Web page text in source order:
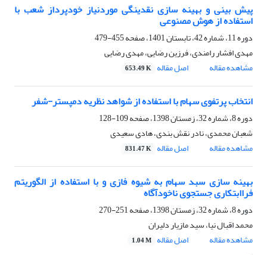
پیش بینی و بهینه سازی نقدینگی موردنیاز خودپرداز شعب با
استفاده از هوش مصنوعی
دوره 11، شماره 42، تابستان 1401، صفحه
455-479
مهدی افشار رامندی، فرزین رضایی، مهدی رضایی
مشاهده مقاله
اصل مقاله 653.49 K
انتخاب پرتفوی سهام با استفاده از شواهد نظریه دمپستر-شفر
دوره 8، شماره 32، زمستان 1398، صفحه
109-128
شعبان محمدی، نادر نقش بندی، هادی سعیدی
مشاهده مقاله
اصل مقاله 831.47 K
بهینه سازی سبد سهام به شیوه فازی و با استفاده از الگوریتم
فراابتکاری جستجوی ناخودآگاه
دوره 8، شماره 32، زمستان 1398، صفحه
251-270
محمد اقبال نیا، سید مازیار دلیران
مشاهده مقاله
اصل مقاله 1.04 M